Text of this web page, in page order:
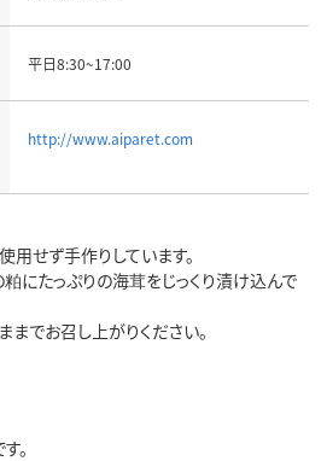
平日8:30~17:00
http://www.aiparet.com
せず手作りしています。
にたっぷりの海茸をじっくり漬け込んで
までお召し上がりください。
。